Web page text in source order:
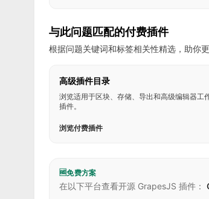
与此问题匹配的付费插件
根据问题关键词和标签相关性精选，助你更
高级插件目录
浏览适用于区块、存储、导出和高级编辑器工
插件。
浏览付费插件
🆓免费方案
在以下平台查看开源 GrapesJS 插件：